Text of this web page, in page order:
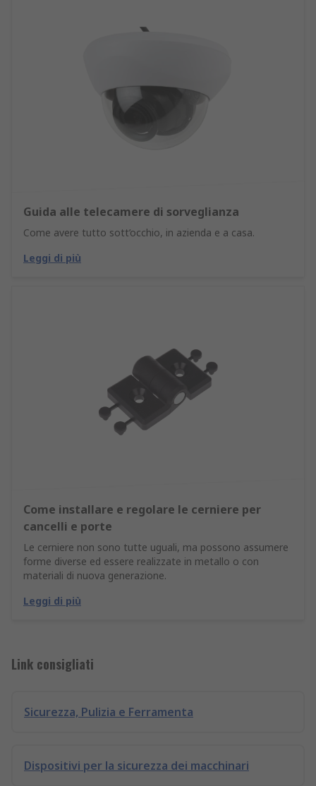
Guida alle telecamere di sorveglianza
Come avere tutto sott’occhio, in azienda e a casa.
Leggi di più
Come installare e regolare le cerniere per
cancelli e porte
Le cerniere non sono tutte uguali, ma possono assumere
forme diverse ed essere realizzate in metallo o con
materiali di nuova generazione.
Leggi di più
Link consigliati
Sicurezza, Pulizia e Ferramenta
Dispositivi per la sicurezza dei macchinari